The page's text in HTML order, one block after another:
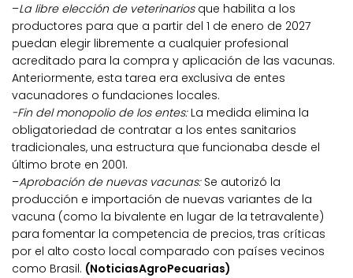
–La libre elección de veterinariosque habilita a los
productores para que a partir del 1 de enero de 2027
puedan elegir libremente a cualquier profesional
acreditado para la compra y aplicación de las vacunas.
Anteriormente, esta tarea era exclusiva de entes
vacunadores o fundaciones locales.
-Fin del monopolio de los entes:La medida elimina la
obligatoriedad de contratar a los entes sanitarios
tradicionales, una estructura que funcionaba desde el
último brote en 2001.
–Aprobación de nuevas vacunas:Se autorizó la
producción e importación de nuevas variantes de la
vacuna (como la bivalente en lugar de la tetravalente)
para fomentar la competencia de precios, tras críticas
por el alto costo local comparado con países vecinos
como Brasil. (NoticiasAgroPecuarias)